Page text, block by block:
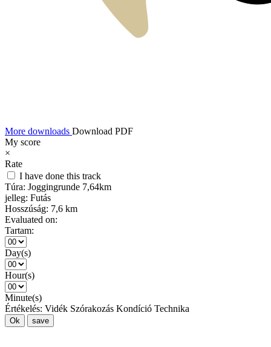
More downloads Download PDF
My score
×
Rate
I have done this track
Túra: Joggingrunde 7,64km
jelleg: Futás
Hosszúság: 7,6 km
Evaluated on:
Tartam:
Day(s)
Hour(s)
Minute(s)
Értékelés: Vidék Szórakozás Kondíció Technika
Ok save